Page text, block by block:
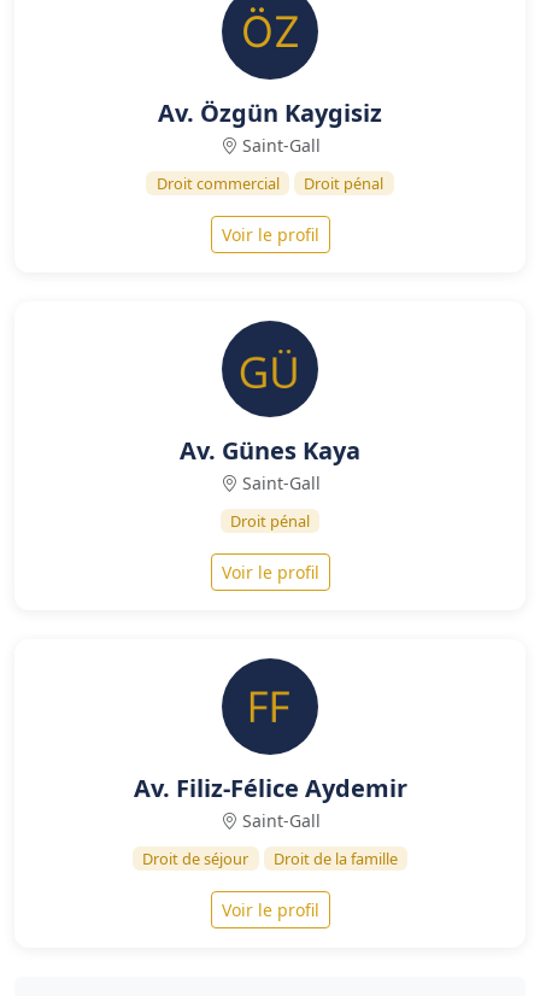
Av. Özgün Kaygisiz
Saint-Gall
Droit commercial Droit pénal
Voir le profil
Av. Günes Kaya
Saint-Gall
Droit pénal
Voir le profil
Av. Filiz-Félice Aydemir
Saint-Gall
Droit de séjour Droit de la famille
Voir le profil